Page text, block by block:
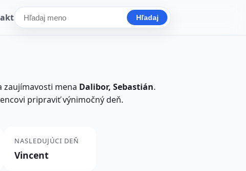
Hľadať meno Hľadaj
zaujímavosti mena Dalibor, Sebastián.
pripraviť výnimočný deň.
NASLEDUJÚCI DEŇ
Vincent